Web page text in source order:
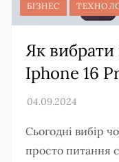
БІЗНЕС
Як вибрати
Iphone 16
Сьогодні вибір
просто питання